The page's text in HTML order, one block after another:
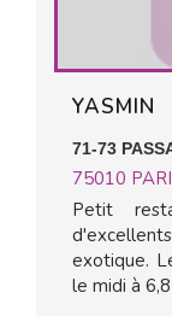
YASMIN
71-73
75010
Petit
exotique.
le midi à